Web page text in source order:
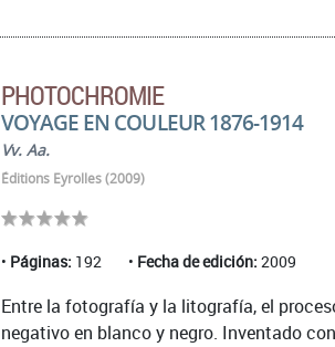
PHOTOCHROMIE
VOYAGE EN COULEUR 1876-1914
Vv. Aa.
Éditions Eyrolles (2009)
Páginas: 192 Fecha de edición: 2009
Entre la fotografía y la litografía, el
negativo en blanco y negro. Inventado